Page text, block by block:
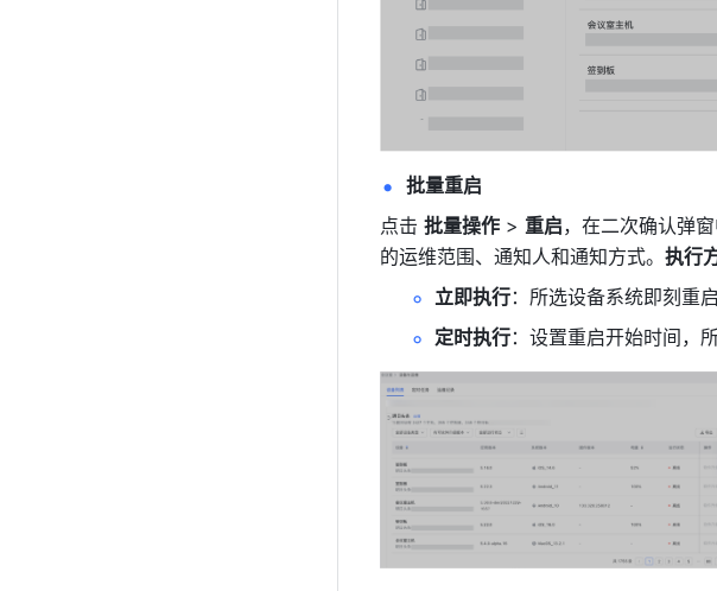
批量重启
点击 批量操作 > 重启，在二次确认弹
的运维范围、通知人和通知方式。 执行
立即执行：所选设备系统即刻重启
定时执行：设置重启开始时间，